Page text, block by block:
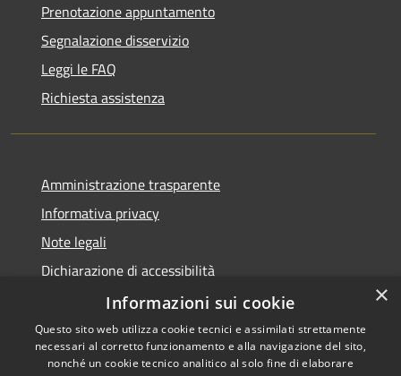
Prenotazione appuntamento
Segnalazione disservizio
Leggi le FAQ
Richiesta assistenza
Amministrazione trasparente
Informativa privacy
Note legali
Dichiarazione di accessibilità
Informative Privacy
×
Informazioni sui cookie
Questo sito web utilizza cookie tecnici e assimilati strettamente
necessari al corretto funzionamento e alla navigazione del sito,
nonché un cookie tecnico analitico al solo fine di elaborare